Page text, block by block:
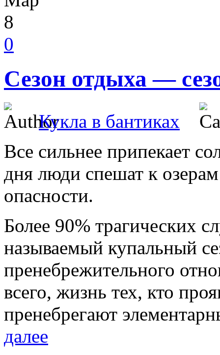
8
0
Сезон отдыха —
Кукла в бантиках
Все сильнее припекает
дня люди спешат к
опасности.
Более 90% трагических
называемый купальный
пренебрежительного
всего, жизнь тех, кто
пренебрегают
далее